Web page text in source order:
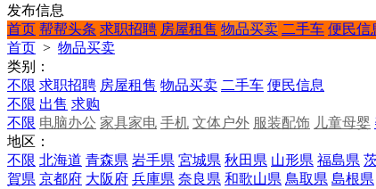
发布信息
首页 帮帮头条 求职招聘 房屋租售 物品买卖 二手车 便民信
首页 > 物品买卖
类别：
不限 求职招聘 房屋租售 物品买卖 二手车 便民信息
不限 出售 求购
不限 电脑办公 家具家电 手机 文体户外 服装配饰 儿童母婴
地区：
不限 北海道 青森県 岩手県 宮城県 秋田県 山形県 福島県
賀県 京都府 大阪府 兵庫県 奈良県 和歌山県 鳥取県 島根県